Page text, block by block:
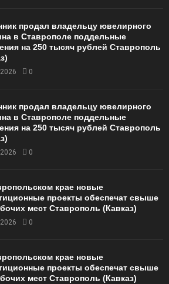
продал владельцу ювелирного
в Ставрополе поддельные
на 250 тысяч рублей Ставрополь
0
продал владельцу ювелирного
в Ставрополе поддельные
на 250 тысяч рублей Ставрополь
0
крае новые
проекты обеспечат свыше
мест Ставрополь (Кавказ)
0
крае новые
проекты обеспечат свыше
мест Ставрополь (Кавказ)